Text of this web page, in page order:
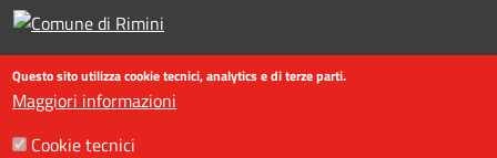
Questo sito utilizza cookie tecnici, analytics e di terze parti.
Maggiori informazioni
Cookie tecnici